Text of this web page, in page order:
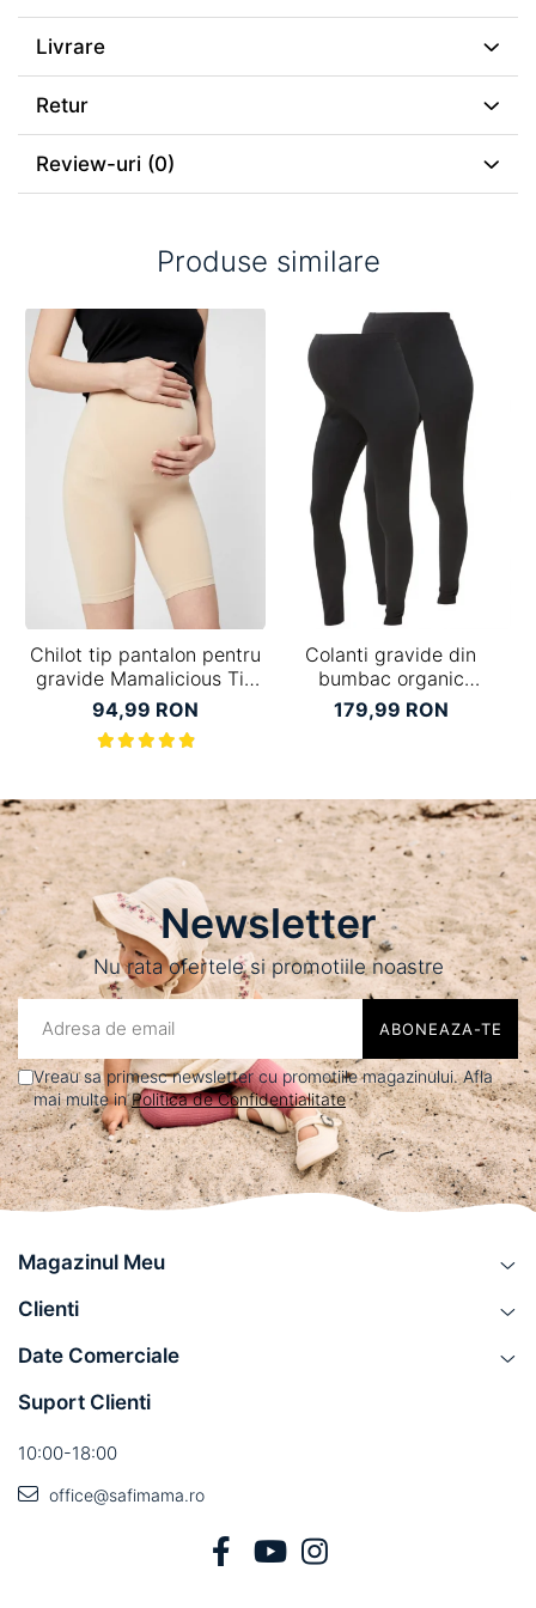
Livrare
Retur
Review-uri (0)
Produse similare
Chilot tip pantalon pentru
gravide Mamalicious Tia
crem
94,99 RON
Colanti gravide din
bumbac organic
Mamalicious Lea - set 2
bucati
179,99 RON
Newsletter
Nu rata ofertele si promotiile noastre
Vreau sa primesc newsletter cu promotiile magazinului. Afla
mai multe inPolitica de Confidentialitate
Magazinul Meu
Clienti
Date Comerciale
Suport Clienti
10:00-18:00
office@safimama.ro